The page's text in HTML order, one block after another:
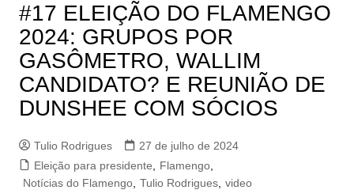
#17 ELEIÇÃO DO FLAMENGO
2024: GRUPOS POR
GASÔMETRO, WALLIM
CANDIDATO? E REUNIÃO DE
DUNSHEE COM SÓCIOS
Tulio Rodrigues
27 de julho de 2024
Eleição para presidente
Flamengo,
Notícias do Flamengo, Tulio Rodrigues, video